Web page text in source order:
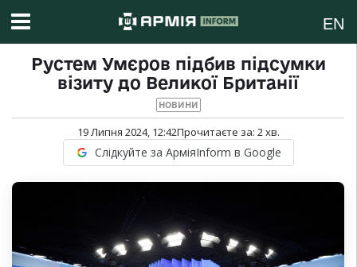
EN
Рустем Умєров підбив підсумки
візиту до Великої Британії
НОВИНИ
19 Липня 2024, 12:42Прочитаєте за: 2хв.
Слідкуйте за АрміяInform в Google